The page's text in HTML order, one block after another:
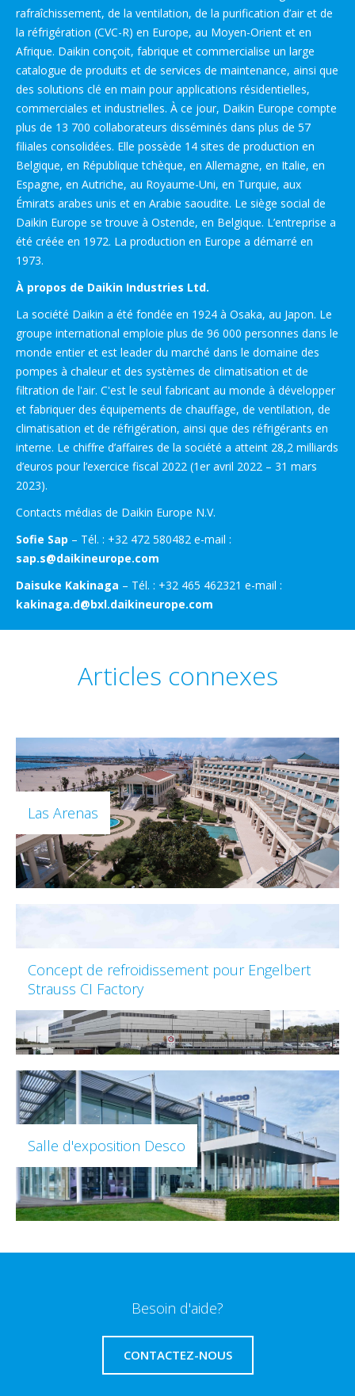
rafraîchissement, de la ventilation, de la purification d’air et de
la réfrigération (CVC-R) en Europe, au Moyen-Orient et en
Afrique. Daikin conçoit, fabrique et commercialise un large
catalogue de produits et de services de maintenance, ainsi que
des solutions clé en main pour applications résidentielles,
commerciales et industrielles. À ce jour, Daikin Europe compte
plus de 13 700 collaborateurs disséminés dans plus de 57
filiales consolidées. Elle possède 14 sites de production en
Belgique, en République tchèque, en Allemagne, en Italie, en
Espagne, en Autriche, au Royaume-Uni, en Turquie, aux
Émirats arabes unis et en Arabie saoudite. Le siège social de
Daikin Europe se trouve à Ostende, en Belgique. L’entreprise a
été créée en 1972. La production en Europe a démarré en
1973.
À propos de Daikin Industries Ltd.
La société Daikin a été fondée en 1924 à Osaka, au Japon. Le
groupe international emploie plus de 96 000 personnes dans le
monde entier et est leader du marché dans le domaine des
pompes à chaleur et des systèmes de climatisation et de
filtration de l'air. C'est le seul fabricant au monde à développer
et fabriquer des équipements de chauffage, de ventilation, de
climatisation et de réfrigération, ainsi que des réfrigérants en
interne. Le chiffre d’affaires de la société a atteint 28,2 milliards
d’euros pour l’exercice fiscal 2022 (1er avril 2022 – 31 mars
2023).
Contacts médias de Daikin Europe N.V.
Sofie Sap – Tél. : +32 472 580482 e-mail :
sap.s@daikineurope.com
Daisuke Kakinaga – Tél. : +32 465 462321 e-mail :
kakinaga.d@bxl.daikineurope.com
Articles connexes
Las Arenas
Concept de refroidissement pour Engelbert
Strauss CI Factory
Salle d'exposition Desco
Besoin d'aide?
CONTACTEZ-NOUS